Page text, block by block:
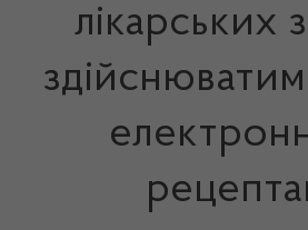
лікарських